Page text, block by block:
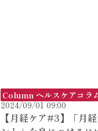
Column ヘルスケアコラ
2024/09/01 09:00
【月経ケア#3】「月